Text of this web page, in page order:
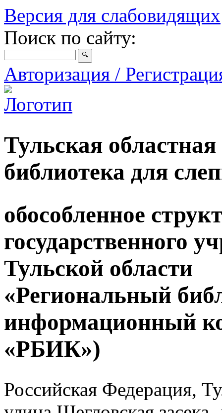
Версия для слабовидящих
Поиск по сайту:
Авторизация /
Тульская
библиотека для
обособленное
государственного
Тульской области
«Региональный
информационный
«РБИК»)
Российская Федерация,